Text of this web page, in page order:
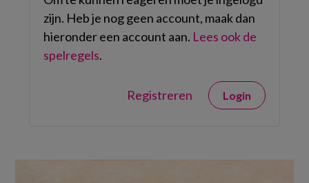
zijn. Heb je nog geen account, maak dan
hieronder een account aan. Lees ook de
spelregels.
Registreren Login